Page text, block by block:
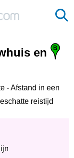
en
- Afstand in een
reistijd